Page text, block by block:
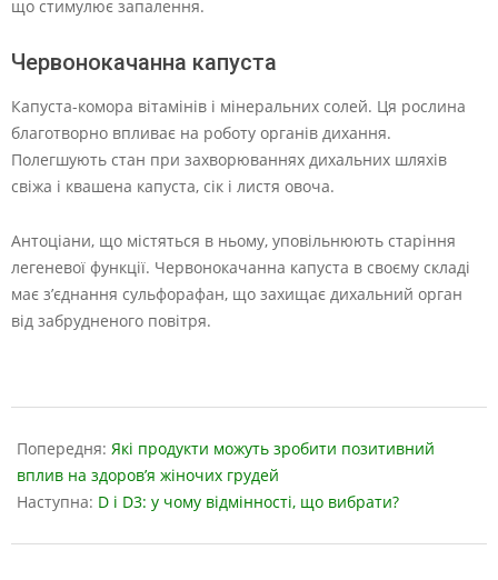
що стимулює запалення.
Червонокачанна капуста
Капуста-комора вітамінів і мінеральних солей. Ця рослина
благотворно впливає на роботу органів дихання.
Полегшують стан при захворюваннях дихальних шляхів
свіжа і квашена капуста, сік і листя овоча.
Антоціани, що містяться в ньому, уповільнюють старіння
легеневої функції. Червонокачанна капуста в своєму складі
має з’єднання сульфорафан, що захищає дихальний орган
від забрудненого повітря.
05-
18
Попередня: Які продукти можуть зробити позитивний
вплив на здоров’я жіночих грудей
Наступна: D і D3: у чому відмінності, що вибрати?